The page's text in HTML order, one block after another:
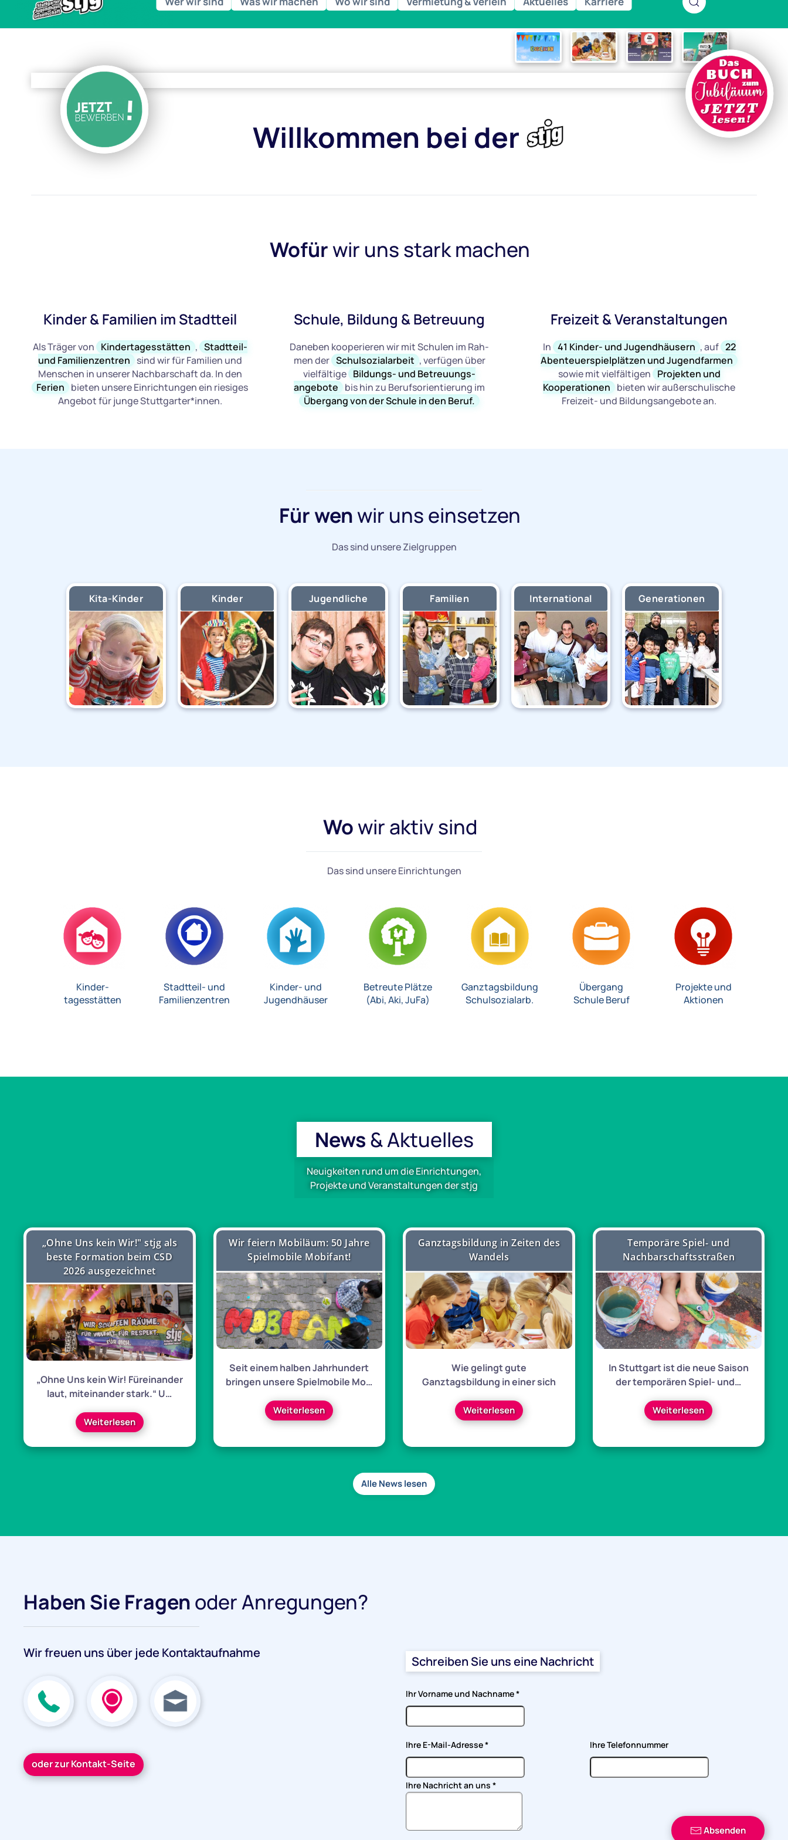
der Lebenswelt Ganztag an Stuttgarter
Grundschulen.
Willkommen bei der
Wofürwir uns stark machen
Kinder & Familien im Stadtteil
Als Träger von Kindertagesstätten , Stadtteil-
und Familienzentren sind wir für Familien und
Menschen in unserer Nachbarschaft da. In den
Ferien bieten unsere Einrichtungen ein riesiges
Angebot für junge Stuttgarter*innen.
Schule, Bildung & Betreuung
Daneben kooperieren wir mit Schulen im Rah-
men der Schulsozialarbeit , verfügen über
vielfältige Bildungs- und Betreuungs-
angebote bis hin zu Berufsorientierung im
Übergang von der Schule in den Beruf.
Freizeit & Veranstaltungen
In 41 Kinder- und Jugendhäusern , auf 22
Abenteuerspielplätzen und Jugendfarmen
sowie mit vielfältigen Projekten und
Kooperationen bieten wir außerschulische
Freizeit- und Bildungsangebote an.
Für wenwir uns einsetzen
Das sind unsere Zielgruppen
Kita-Kinder Kinder Jugendliche Familien International Generationen
Wowir aktiv sind
Das sind unsere Einrichtungen
Kinder-
tagesstätten
Stadtteil- und
Familienzentren
Kinder- und
Jugendhäuser
Betreute Plätze
(Abi, Aki, JuFa)
Ganztagsbildung
Schulsozialarb.
Übergang
Schule Beruf
Projekte und
Aktionen
News& Aktuelles
Neuigkeiten rund um die Einrichtungen,
Projekte und Veranstaltungen der stjg
„Ohne Uns kein Wir!" stjg als
beste Formation beim CSD
2026 ausgezeichnet
„Ohne Uns kein Wir! Füreinander
laut, miteinander stark.“ U…
Weiterlesen
Wir feiern Mobiläum: 50 Jahre
Spielmobile Mobifant!
Seit einem halben Jahrhundert
bringen unsere Spielmobile Mo…
Weiterlesen
Ganztagsbildung in Zeiten des
Wandels
Wie gelingt gute
Ganztagsbildung in einer sich
Weiterlesen
Temporäre Spiel- und
Nachbarschaftsstraßen
In Stuttgart ist die neue Saison
der temporären Spiel- und…
Weiterlesen
Alle News lesen
Haben Sie Fragenoder Anregungen?
Wir freuen uns über jede Kontaktaufnahme
oder zur Kontakt-Seite
Schreiben Sie uns eine Nachricht
Ihr Vorname und Nachname*
Ihre E-Mail-Adresse* Ihre Telefonnummer
Ihre Nachricht an uns *
Absenden